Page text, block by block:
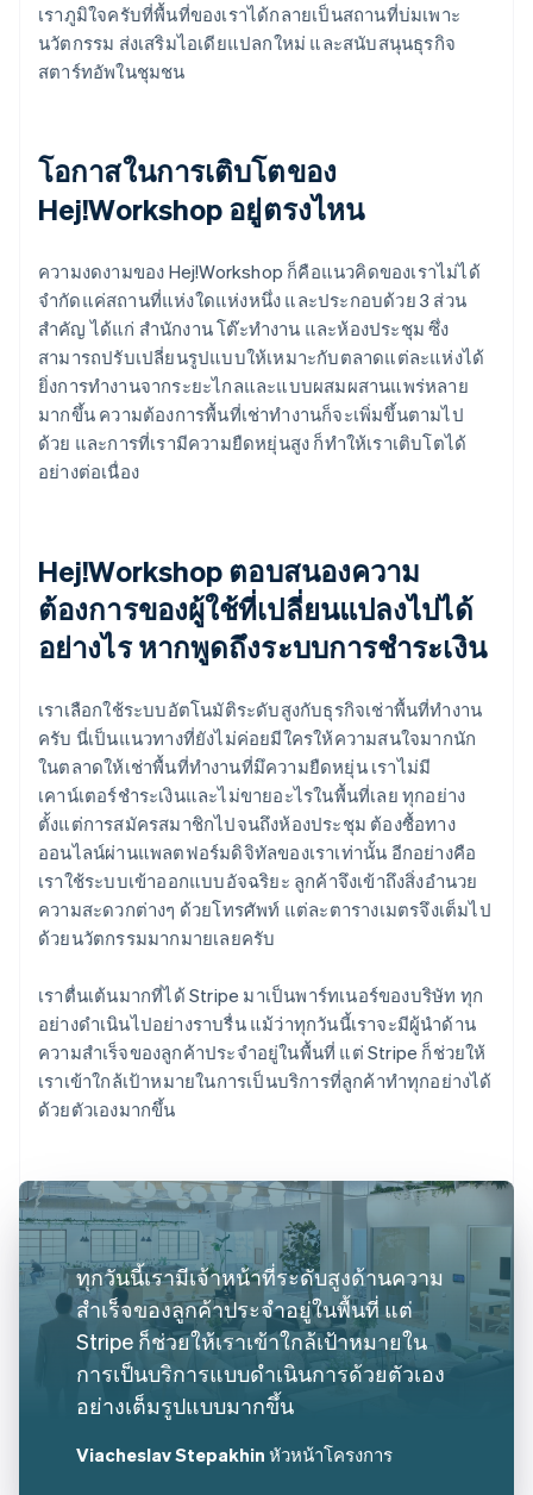
เราภูมิใจครับที่พื้นที่ของเราได้กลายเป็นสถานที่บ่มเพาะ
นวัตกรรม ส่งเสริมไอเดียแปลกใหม่ และสนับสนุนธุรกิจ
สตาร์ทอัพในชุมชน
โอกาสในการเติบโตของ
Hej!Workshop อยู่ตรงไหน
ความงดงามของ Hej!Workshop ก็คือแนวคิดของเราไม่ได้
จำกัดแค่สถานที่แห่งใดแห่งหนึ่ง และประกอบด้วย 3 ส่วน
สำคัญ ได้แก่ สำนักงาน โต๊ะทำงาน และห้องประชุม ซึ่ง
สามารถปรับเปลี่ยนรูปแบบให้เหมาะกับตลาดแต่ละแห่งได้
ยิ่งการทำงานจากระยะไกลและแบบผสมผสานแพร่หลาย
มากขึ้น ความต้องการพื้นที่เช่าทำงานก็จะเพิ่มขึ้นตามไป
ด้วย และการที่เรามีความยืดหยุ่นสูง ก็ทำให้เราเติบโตได้
อย่างต่อเนื่อง
Hej!Workshop ตอบสนองความ
ต้องการของผู้ใช้ที่เปลี่ยนแปลงไปได้
อย่างไร หากพูดถึงระบบการชำระเงิน
เราเลือกใช้ระบบอัตโนมัติระดับสูงกับธุรกิจเช่าพื้นที่ทำงาน
ครับ นี่เป็นแนวทางที่ยังไม่ค่อยมีใครให้ความสนใจมากนัก
ในตลาดให้เช่าพื้นที่ทำงานที่มึความยืดหยุ่น เราไม่มี
เคาน์เตอร์ชำระเงินและไม่ขายอะไรในพื้นที่เลย ทุกอย่าง
ตั้งแต่การสมัครสมาชิกไปจนถึงห้องประชุม ต้องซื้อทาง
ออนไลน์ผ่านแพลตฟอร์มดิจิทัลของเราเท่านั้น อีกอย่างคือ
เราใช้ระบบเข้าออกแบบอัจฉริยะ ลูกค้าจึงเข้าถึงสิ่งอำนวย
ความสะดวกต่างๆ ด้วยโทรศัพท์ แต่ละตารางเมตรจึงเต็มไป
ด้วยนวัตกรรมมากมายเลยครับ
เราตื่นเต้นมากที่ได้ Stripe มาเป็นพาร์ทเนอร์ของบริษัท ทุก
อย่างดำเนินไปอย่างราบรื่น แม้ว่าทุกวันนี้เราจะมีผู้นำด้าน
ความสำเร็จของลูกค้าประจำอยู่ในพื้นที่ แต่ Stripe ก็ช่วยให้
เราเข้าใกล้เป้าหมายในการเป็นบริการที่ลูกค้าทำทุกอย่างได้
ด้วยตัวเองมากขึ้น
ทุกวันนี้เรามีเจ้าหน้าที่ระดับสูงด้านความ
สำเร็จของลูกค้าประจำอยู่ในพื้นที่ แต่
Stripe ก็ช่วยให้เราเข้าใกล้เป้าหมายใน
การเป็นบริการแบบดำเนินการด้วยตัวเอง
อย่างเต็มรูปแบบมากขึ้น
Viacheslav Stepakhin หัวหน้าโครงการ